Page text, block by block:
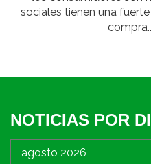
sociales tienen una
NOTICIAS POR
agosto 2026